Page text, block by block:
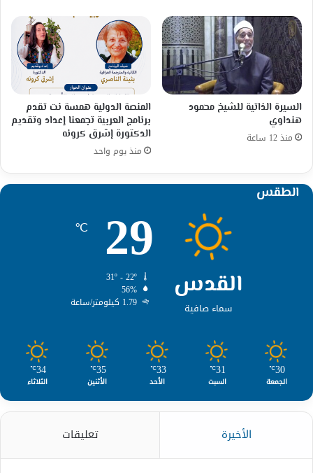
السيرة الذاتية للشيخ محمود
هنداوي
منذ 12 ساعة
المنصة الدولية همسة نت تقدم
برنامج العربية تجمعنا إعداد وتقديم
الدكتورة إشرق كرونه
منذ يوم واحد
الطقس
القدس
سماء صافية
29
℃
56%
1.79 كيلومتر/ساعة
30
℃
الجمعة
31
℃
السبت
33
℃
الأحد
35
℃
الأثنين
34
℃
الثلاثاء
الأخيرة تعليقات